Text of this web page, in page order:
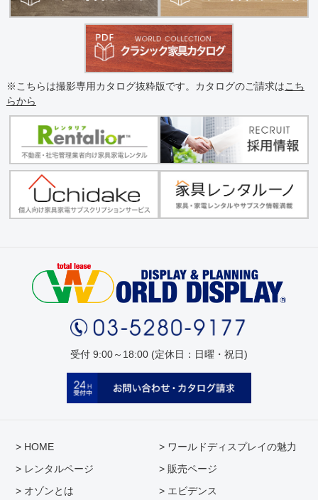
※こちらは撮影専用カタログ抜粋版です。カタログのご請求はこち
らから
受付 9:00～18:00 (定休日：日曜・祝日)
> HOME
> ワールドディスプレイの魅力
> レンタルページ
> 販売ページ
> オゾンとは
> エビデンス